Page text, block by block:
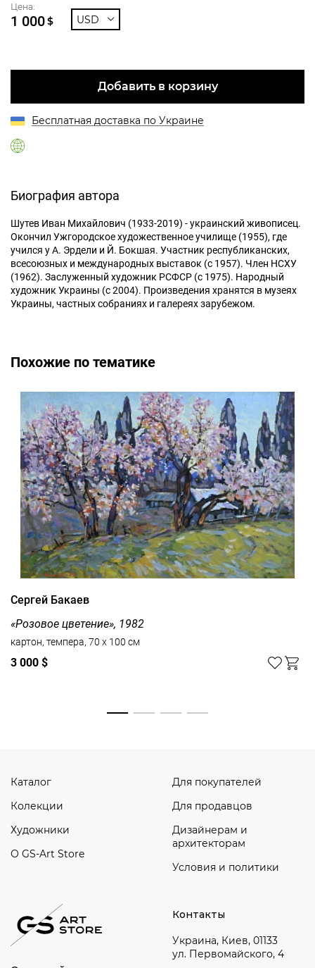
Цена:
1 000$ USD
Добавить в корзину
Бесплатная доставка по Украине
Биография автора
Шутев Иван Михайлович (1933-2019) - украинский живописец.
Окончил Ужгородское художественное училище (1955), где
учился у А. Эрдели и Й. Бокшая. Участник республиканских,
всесоюзных и международных выставок (с 1957). Член НСХУ
(1962). Заслуженный художник РСФСР (с 1975). Народный
художник Украины (с 2004). Произведения хранятся в музеях
Украины, частных собраниях и галереях зарубежом.
Похожие по тематике
Сергей Бакаев
«Розовое цветение», 1982
картон, темпера, 70 x 100 см
3 000 $
Контакты
Украина, Киев, 01133
ул. Первомайского, 4
Каталог
Колекции
Художники
О GS-Art Store
Для покупателей
Для продавцов
Дизайнерам и
архитекторам
Условия и политики